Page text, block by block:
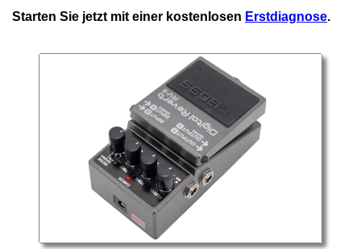
Starten Sie jetzt mit einer kostenlosen Erstdiagnose.